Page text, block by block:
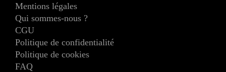
Mentions légales
Qui sommes-nous ?
CGU
Politique de confidentialité
Politique de cookies
FAQ